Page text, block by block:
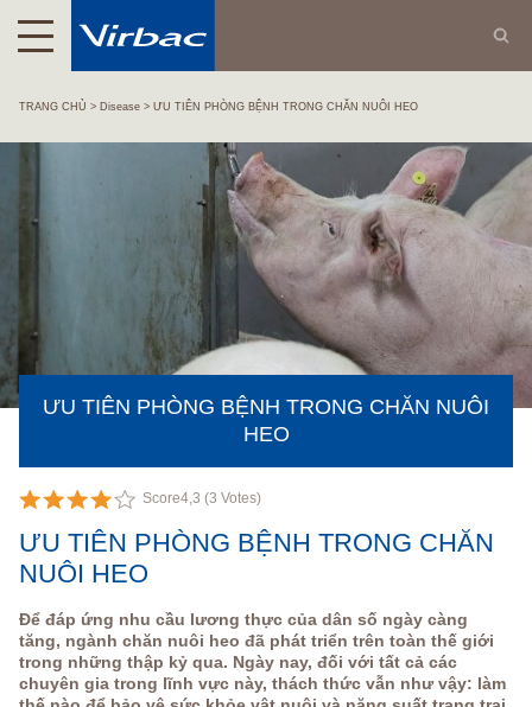
TRANG CHỦ Disease ƯU TIÊN PHÒNG BỆNH TRONG CHĂN NUÔI HEO
ƯU TIÊN PHÒNG BỆNH TRONG CHĂN NUÔI
HEO
Score4,3 (3 Votes)
ƯU TIÊN PHÒNG BỆNH TRONG CHĂN
NUÔI HEO
Để đáp ứng nhu cầu lương thực của dân số ngày càng
tăng, ngành chăn nuôi heo đã phát triển trên toàn thế giới
trong những thập kỷ qua. Ngày nay, đối với tất cả các
chuyên gia trong lĩnh vực này, thách thức vẫn như vậy: làm